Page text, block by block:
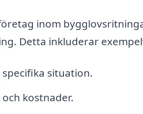
inom
Detta inkluderar
situation.
kostnader.